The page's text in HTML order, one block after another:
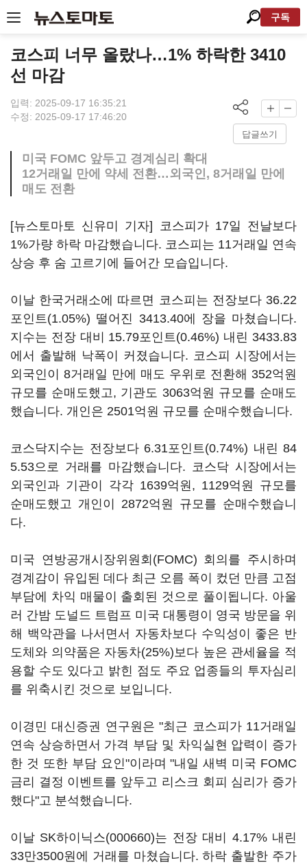
구독
코스피 너무 올랐나…1% 하락한 3410
선 마감
입력: 2025-09-17 16:35:21
수정: 2025-09-17 17:46:20
답글쓰기
미국 FOMC 앞두고 경계심리 확대
12거래일 만에 약세 전환…외국인, 8거래일 만에
매도 전환
[뉴스토마토 신유미 기자] 코스피가 17일 전날보다
1%가량 하락 마감했습니다. 코스피는 11거래일 연속
상승 후 숨 고르기에 들어간 모습입니다.
이날 한국거래소에 따르면 코스피는 전장보다 36.22
포인트(1.05%) 떨어진 3413.40에 장을 마쳤습니다.
지수는 전장 대비 15.79포인트(0.46%) 내린 3433.83
에서 출발해 낙폭이 커졌습니다. 코스피 시장에서는
외국인이 8거래일 만에 매도 우위로 전환해 352억원
규모를 순매도했고, 기관도 3063억원 규모를 순매도
했습니다. 개인은 2501억원 규모를 순매수했습니다.
코스닥지수는 전장보다 6.31포인트(0.74%) 내린 84
5.53으로 거래를 마감했습니다. 코스닥 시장에서는
외국인과 기관이 각각 1639억원, 1129억원 규모를
순매도했고 개인이 2872억원 규모를 순매수했습니
다.
미국 연방공개시장위원회(FOMC) 회의를 주시하며
경계감이 유입된 데다 최근 오름 폭이 컸던 만큼 고점
부담에 차익 매물이 출회된 것으로 풀이됩니다. 아울
러 간밤 도널드 트럼프 미국 대통령이 영국 방문을 위
해 백악관을 나서면서 자동차보다 수익성이 좋은 반
도체와 의약품은 자동차(25%)보다 높은 관세율을 적
용할 수도 있다고 밝힌 점도 주요 업종들의 투자심리
를 위축시킨 것으로 보입니다.
이경민 대신증권 연구원은 "최근 코스피가 11거래일
연속 상승하면서 가격 부담 및 차익실현 압력이 증가
한 것 또한 부담 요인"이라며 "내일 새벽 미국 FOMC
금리 결정 이벤트를 앞두고 리스크 회피 심리가 증가
했다"고 분석했습니다.
이날 SK하이닉스(000660)는 전장 대비 4.17% 내린
33만3500원에 거래를 마쳤습니다. 하락 출발한 주가